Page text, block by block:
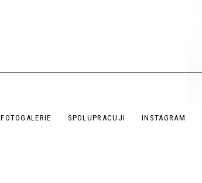
FOTOGALERIE SPOLUPRACUJI INSTAGRAM